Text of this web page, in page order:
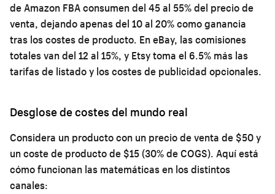
de Amazon FBA consumen del 45 al 55% del precio de
venta, dejando apenas del 10 al 20% como ganancia
tras los costes de producto. En eBay, las comisiones
totales van del 12 al 15%, y Etsy toma el 6.5% más las
tarifas de listado y los costes de publicidad opcionales.
Desglose de costes del mundo real
Considera un producto con un precio de venta de $50 y
un coste de producto de $15 (30% de COGS). Aquí está
cómo funcionan las matemáticas en los distintos
canales: